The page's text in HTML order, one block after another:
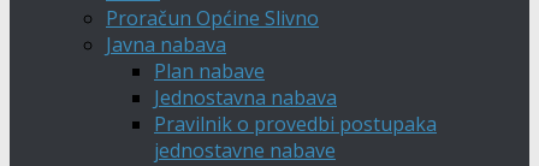
Proračun Općine Slivno
Javna nabava
Plan nabave
Jednostavna nabava
Pravilnik o provedbi postupaka
jednostavne nabave